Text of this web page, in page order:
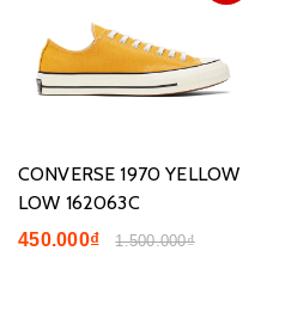
CONVERSE 1970 YELLOW
LOW 162063C
450.000₫ 1.500.000₫